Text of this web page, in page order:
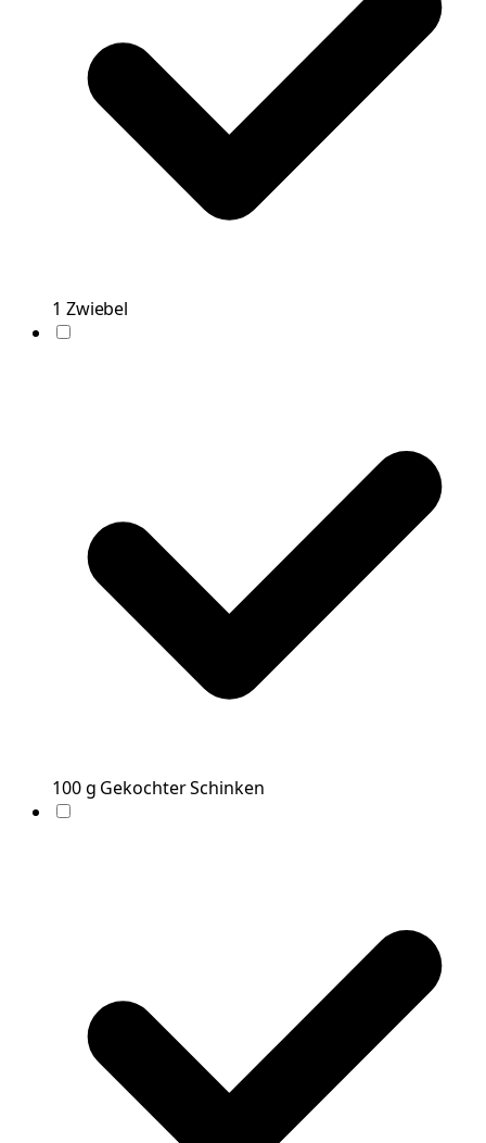
1 Zwiebel
100g Gekochter Schinken